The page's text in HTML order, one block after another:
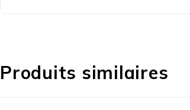
Produits similaires